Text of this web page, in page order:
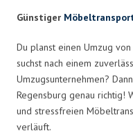
Günstiger
Du planst einen Umzug
suchst nach einem
Umzugsunternehmen?
Regensburg genau richtig!
und stressfreien
verläuft.